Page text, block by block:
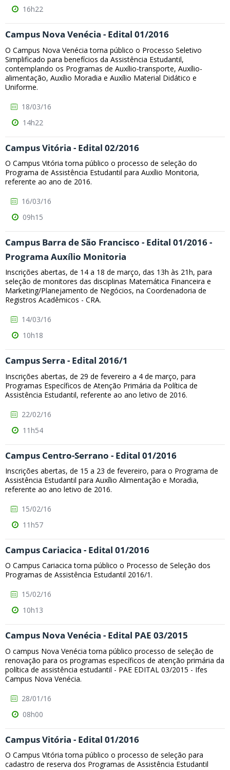
16h22
Campus Nova Venécia - Edital 01/2016
O Campus Nova Venécia torna público o Processo Seletivo
Simplificado para benefícios da Assistência Estudantil,
contemplando os Programas de Auxílio-transporte, Auxílio-
alimentação, Auxílio Moradia e Auxílio Material Didático e
Uniforme.
18/03/16
14h22
Campus Vitória - Edital 02/2016
O Campus Vitória torna público o processo de seleção do
Programa de Assistência Estudantil para Auxílio Monitoria,
referente ao ano de 2016.
16/03/16
09h15
Campus Barra de São Francisco - Edital 01/2016 -
Programa Auxílio Monitoria
Inscrições abertas, de 14 a 18 de março, das 13h às 21h, para
seleção de monitores das disciplinas Matemática Financeira e
Marketing/Planejamento de Negócios, na Coordenadoria de
Registros Acadêmicos - CRA.
14/03/16
10h18
Campus Serra - Edital 2016/1
Inscrições abertas, de 29 de fevereiro a 4 de março, para
Programas Específicos de Atenção Primária da Política de
Assistência Estudantil, referente ao ano letivo de 2016.
22/02/16
11h54
Campus Centro-Serrano - Edital 01/2016
Inscrições abertas, de 15 a 23 de fevereiro, para o Programa de
Assistência Estudantil para Auxílio Alimentação e Moradia,
referente ao ano letivo de 2016.
15/02/16
11h57
Campus Cariacica - Edital 01/2016
O Campus Cariacica torna público o Processo de Seleção dos
Programas de Assistência Estudantil 2016/1.
15/02/16
10h13
Campus Nova Venécia - Edital PAE 03/2015
O campus Nova Venécia torna público processo de seleção de
renovação para os programas específicos de atenção primária da
política de assistência estudantil - PAE EDITAL 03/2015 - Ifes
Campus Nova Venécia.
28/01/16
08h00
Campus Vitória - Edital 01/2016
O Campus Vitória torna público o processo de seleção para
cadastro de reserva dos Programas de Assistência Estudantil